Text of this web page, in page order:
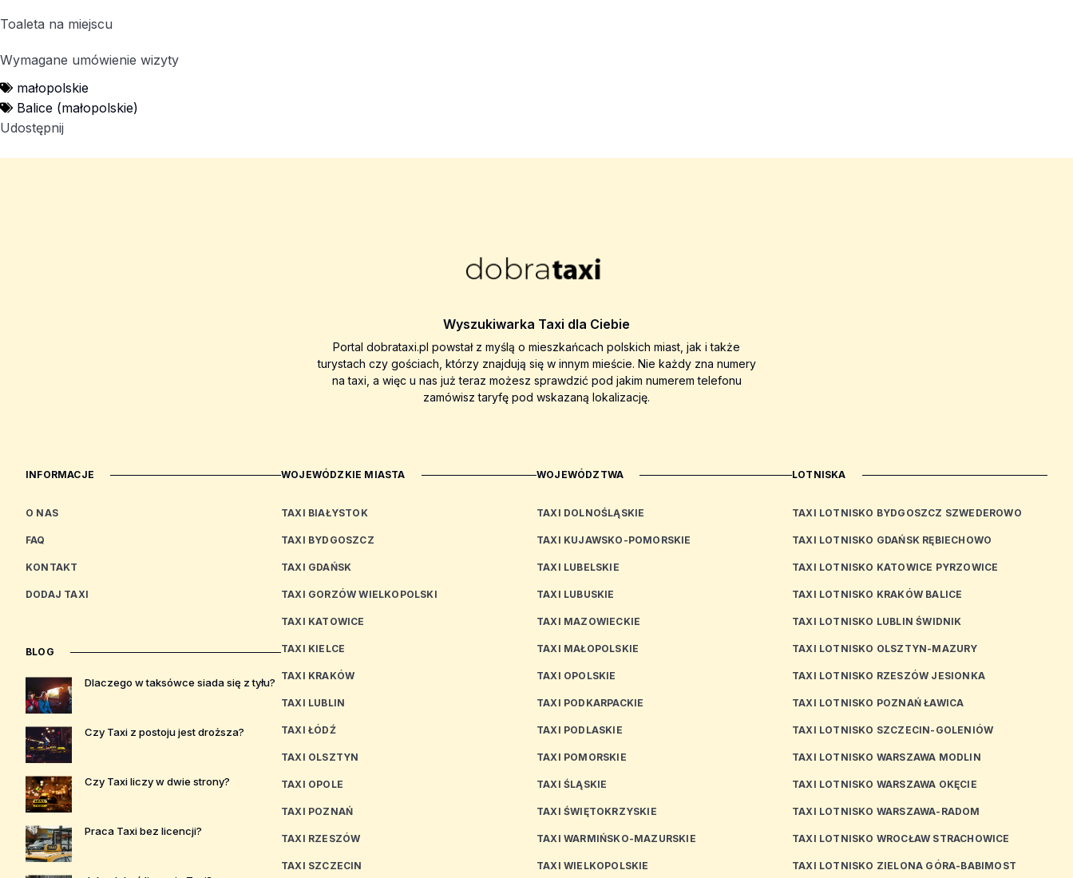
Toaleta na miejscu
Wymagane umówienie wizyty
małopolskie
Balice (małopolskie)
Udostępnij
Wyszukiwarka Taxi dla Ciebie
Portal dobrataxi.pl powstał z myślą o mieszkańcach polskich miast, jak i także
turystach czy gościach, którzy znajdują się w innym mieście. Nie każdy zna numery
na taxi, a więc u nas już teraz możesz sprawdzić pod jakim numerem telefonu
zamówisz taryfę pod wskazaną lokalizację.
INFORMACJE
O NAS
FAQ
KONTAKT
DODAJ TAXI
BLOG
Dlaczego w taksówce siada się z tyłu?
Czy Taxi z postoju jest droższa?
Czy Taxi liczy w dwie strony?
Praca Taxi bez licencji?
WOJEWÓDZKIE MIASTA
TAXI BIAŁYSTOK
TAXI BYDGOSZCZ
TAXI GDAŃSK
TAXI GORZÓW WIELKOPOLSKI
TAXI KATOWICE
TAXI KIELCE
TAXI KRAKÓW
TAXI LUBLIN
TAXI ŁÓDŹ
TAXI OLSZTYN
TAXI OPOLE
TAXI POZNAŃ
TAXI RZESZÓW
TAXI SZCZECIN
WOJEWÓDZTWA
TAXI DOLNOŚLĄSKIE
TAXI KUJAWSKO-POMORSKIE
TAXI LUBELSKIE
TAXI LUBUSKIE
TAXI MAZOWIECKIE
TAXI MAŁOPOLSKIE
TAXI OPOLSKIE
TAXI PODKARPACKIE
TAXI PODLASKIE
TAXI POMORSKIE
TAXI ŚLĄSKIE
TAXI ŚWIĘTOKRZYSKIE
TAXI WARMIŃSKO-MAZURSKIE
TAXI WIELKOPOLSKIE
LOTNISKA
TAXI LOTNISKO BYDGOSZCZ SZWEDEROWO
TAXI LOTNISKO GDAŃSK RĘBIECHOWO
TAXI LOTNISKO KATOWICE PYRZOWICE
TAXI LOTNISKO KRAKÓW BALICE
TAXI LOTNISKO LUBLIN ŚWIDNIK
TAXI LOTNISKO OLSZTYN-MAZURY
TAXI LOTNISKO RZESZÓW JESIONKA
TAXI LOTNISKO POZNAŃ ŁAWICA
TAXI LOTNISKO SZCZECIN-GOLENIÓW
TAXI LOTNISKO WARSZAWA MODLIN
TAXI LOTNISKO WARSZAWA OKĘCIE
TAXI LOTNISKO WARSZAWA-RADOM
TAXI LOTNISKO WROCŁAW STRACHOWICE
TAXI LOTNISKO ZIELONA GÓRA-BABIMOST